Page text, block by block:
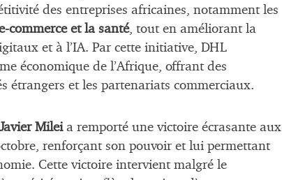
des entreprises africaines, notamment les
commerce et la santé, tout en améliorant la
et à l’IA. Par cette initiative, DHL
économique de l’Afrique, offrant des
étrangers et les partenariats commerciaux.
Mileia remporté une victoire écrasante aux
renforçant son pouvoir et lui permettant
Cette victoire intervient malgré le